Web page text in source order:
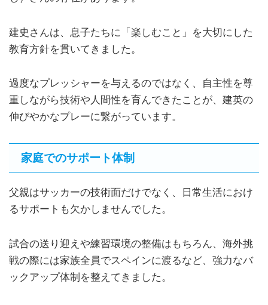
建史さんは、息子たちに「楽しむこと」を大切にした
教育方針を貫いてきました。
過度なプレッシャーを与えるのではなく、自主性を尊
重しながら技術や人間性を育んできたことが、建英の
伸びやかなプレーに繋がっています。
家庭でのサポート体制
父親はサッカーの技術面だけでなく、日常生活におけ
るサポートも欠かしませんでした。
試合の送り迎えや練習環境の整備はもちろん、海外挑
戦の際には家族全員でスペインに渡るなど、強力なバ
ックアップ体制を整えてきました。